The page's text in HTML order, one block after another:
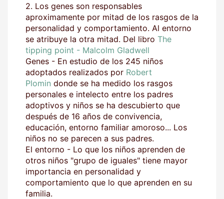
2. Los genes son responsables
aproximamente por mitad de los rasgos de la
personalidad y comportamiento. Al entorno
se atribuye la otra mitad. Del libro The
tipping point - Malcolm Gladwell
Genes - En estudio de los 245 niños
adoptados realizados por Robert
Plomin donde se ha medido los rasgos
personales e intelecto entre los padres
adoptivos y niños se ha descubierto que
después de 16 años de convivencia,
educación, entorno familiar amoroso... Los
niños no se parecen a sus padres.
El entorno - Lo que los niños aprenden de
otros niños "grupo de iguales" tiene mayor
importancia en personalidad y
comportamiento que lo que aprenden en su
familia.